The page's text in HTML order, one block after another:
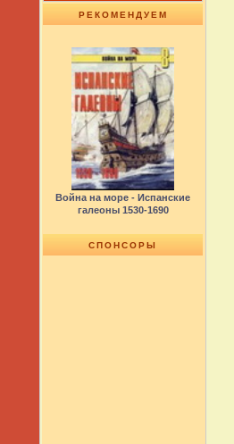
РЕКОМЕНДУЕМ
Война на море - Испанские
галеоны 1530-1690
СПОНСОРЫ